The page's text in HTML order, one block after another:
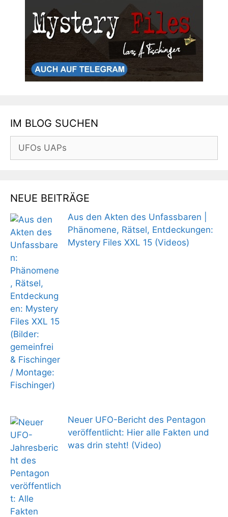
IM BLOG SUCHEN
nach:
NEUE BEITRÄGE
Aus den Akten des Unfassbaren |
Phänomene, Rätsel, Entdeckungen:
Mystery Files XXL 15 (Videos)
Neuer UFO-Bericht des Pentagon
veröffentlicht: Hier alle Fakten und
was drin steht! (Video)